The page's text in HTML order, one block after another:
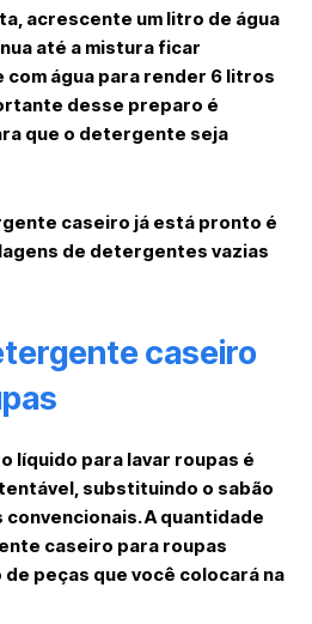
acrescente um litro de água
até a mistura ficar
com água para render 6 litros
desse preparo é
que o detergente seja
caseiro já está pronto é
de detergentes vazias
caseiro
líquido para lavar roupas é
substituindo o sabão
A quantidade
caseiro para roupas
peças que você colocará na